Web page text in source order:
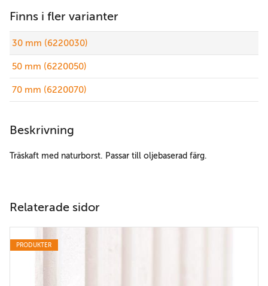
Finns i fler varianter
30 mm (6220030)
50 mm (6220050)
70 mm (6220070)
Beskrivning
Träskaft med naturborst. Passar till oljebaserad färg.
Relaterade sidor
PRODUKTER